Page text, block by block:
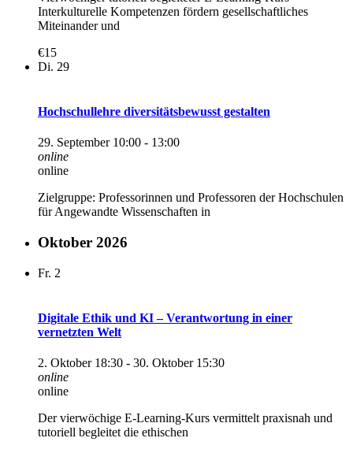
Interkulturelle Kompetenzen fördern gesellschaftliches
Miteinander und
€15
Di. 29
Hochschullehre diversitätsbewusst gestalten
29. September 10:00 - 13:00
online
online
Zielgruppe: Professorinnen und Professoren der Hochschulen
für Angewandte Wissenschaften in
Oktober 2026
Fr. 2
Digitale Ethik und KI – Verantwortung in einer
vernetzten Welt
2. Oktober 18:30 - 30. Oktober 15:30
online
online
Der vierwöchige E-Learning-Kurs vermittelt praxisnah und
tutoriell begleitet die ethischen